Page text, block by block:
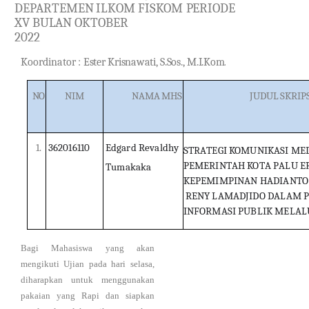
DEPARTEMENILKOM FISKOM PERIODE
XVBULANOKTOBER
2022
Koordinator : EsterKrisnawati,S.Sos.,M.I.Kom.
NO NIM NAMAMHS JUDULSKRIP
1. 362016110 Edgard Revaldhy
Tumakaka
STRATEGIKOMUNIKASI ME
PEMERINTAHKOTAPALU
KEPEMIMPINAN HADIANTO
RENYLAMADJIDO DALAM
INFORMASIPUBLIKMELAL
Bagi Mahasiswa yang akan
mengikuti Ujian pada hari selasa,
diharapkan untuk menggunakan
pakaian yang Rapi dan siapkan